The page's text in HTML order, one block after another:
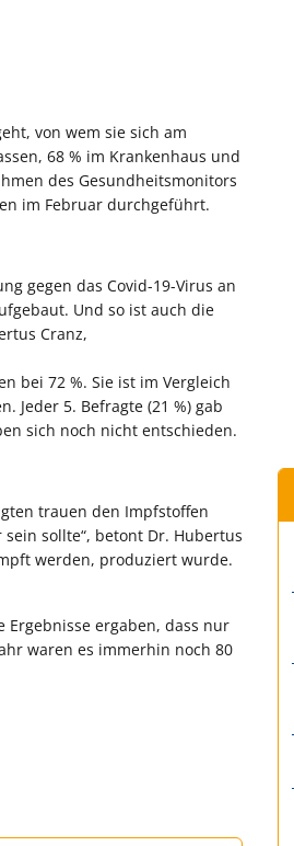
von wem sie sich am
68 % im Krankenhaus und
des Gesundheitsmonitors
im Februar durchgeführt.
gegen das Covid-19-Virus an
Und so ist auch die
Cranz,
bei 72 %. Sie ist im Vergleich
Jeder 5. Befragte (21 %) gab
sich noch nicht entschieden.
trauen den Impfstoffen
sollte“, betont Dr. Hubertus
werden, produziert wurde.
ergaben, dass nur
waren es immerhin noch 80